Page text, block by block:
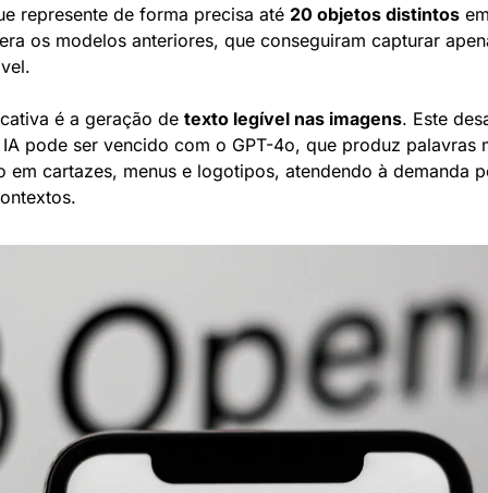
represente de forma precisa até 20 objetos distintos
os modelos anteriores, que conseguiram capturar
é a geração de texto legível nas imagens. Este
pode ser vencido com o GPT-4o, que produz palavras
em cartazes, menus e logotipos, atendendo à demanda